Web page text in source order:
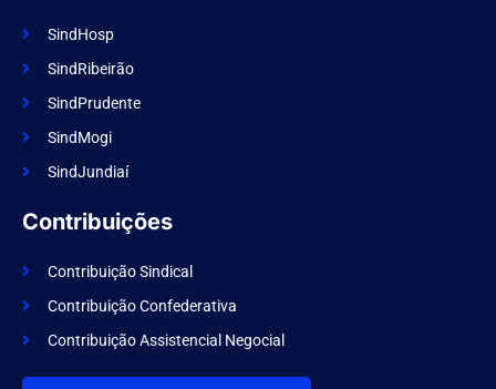
SindHosp
SindRibeirão
SindPrudente
SindMogi
SindJundiaí
Contribuições
Contribuição Sindical
Contribuição Confederativa
Contribuição Assistencial Negocial